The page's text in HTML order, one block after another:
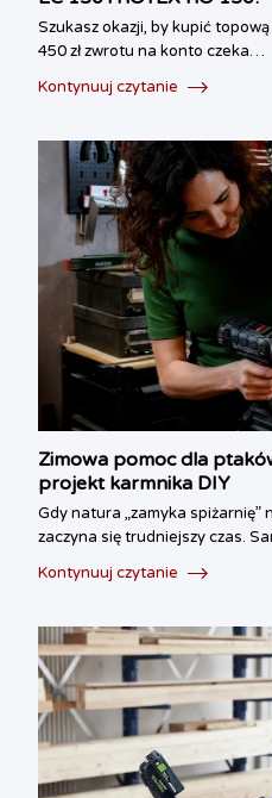
Szukasz okazji, by kupić
450 zł zwrotu na konto czeka…
Kontynuuj czytanie
Zimowa pomoc dla
projekt karmnika DIY
Gdy natura „zamyka
zaczyna się trudniejszy czas.
Kontynuuj czytanie